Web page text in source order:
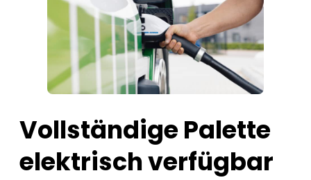
Vollständige Palette
elektrisch verfügbar